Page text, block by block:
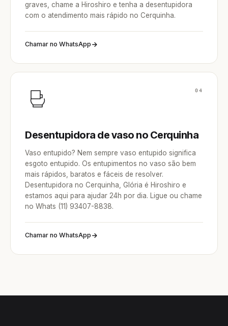
graves, chame a Hiroshiro e tenha a desentupidora
com o atendimento mais rápido no Cerquinha.
Chamar no WhatsApp
04
Desentupidora de vaso no Cerquinha
Vaso entupido? Nem sempre vaso entupido significa
esgoto entupido. Os entupimentos no vaso são bem
mais rápidos, baratos e fáceis de resolver.
Desentupidora no Cerquinha, Glória é Hiroshiro e
estamos aqui para ajudar 24h por dia. Ligue ou chame
no Whats (11) 93407-8838.
Chamar no WhatsApp